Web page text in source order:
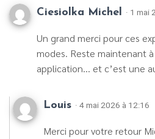
Ciesiolka Michel · 1 mai
Un grand merci pour ces
modes. Reste maintenant
application… et c’est une
Louis · 4 mai 2026 à 12:16
Merci pour votre retour